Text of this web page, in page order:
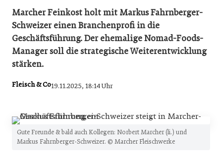
Marcher Feinkost holt mit Markus Fahrnberger-
Schweizer einen Branchenprofi in die
Geschäftsführung. Der ehemalige Nomad-Foods-
Manager soll die strategische Weiterentwicklung
stärken.
Fleisch & Co19.11.2025, 18:14 Uhr
Gute Freunde & bald auch Kollegen: Norbert Marcher (li.) und
Markus Fahrnberger-Schweizer. © Marcher Fleischwerke